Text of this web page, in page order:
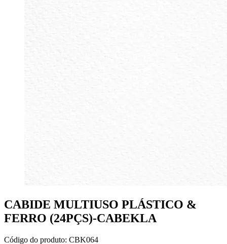
CABIDE MULTIUSO PLÁSTICO &
FERRO (24PÇS)-CABEKLA
Código do produto: CBK064